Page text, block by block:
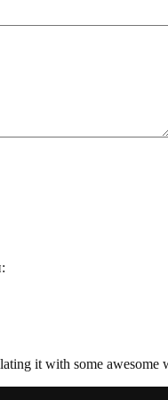
it with some awesome